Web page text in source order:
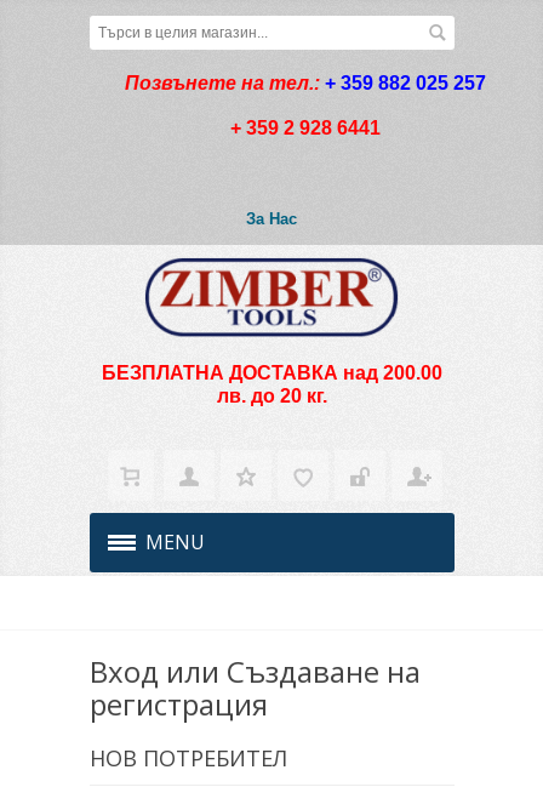
Позвънете на тел.: + 359 882 025 257
+ 359 2 928 6441
За Нас
БЕЗПЛАТНА ДОСТАВКА над 200.00
лв. до 20 кг.
MENU
Вход или Създаване на
регистрация
НОВ ПОТРЕБИТЕЛ